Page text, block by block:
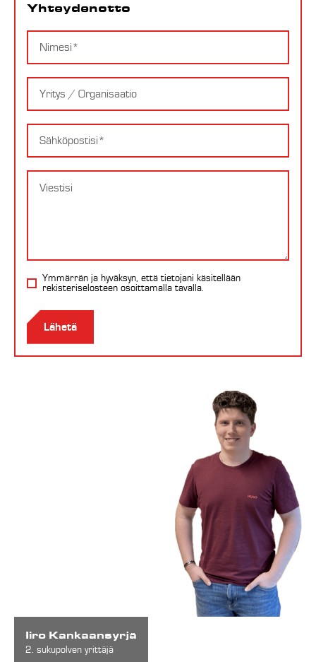
Yhteydenotto
Nimi
Yritys
Email
Viesti
Ymmärrän ja hyväksyn, että tietojani käsitellään
rekisteriselosteen osoittamalla tavalla.
Iiro Kankaansyrjä
2. sukupolven yrittäjä